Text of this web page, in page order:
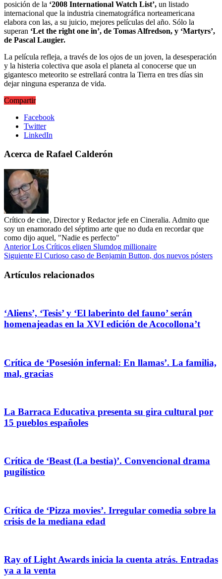
posición de la ‘2008 International Watch List’, un listado
internacional que la industria cinematográfica norteamericana
elabora con las, a su juicio, mejores películas del año. Sólo la
superan ‘Let the right one in’, de Tomas Alfredson, y ‘Martyrs’,
de Pascal Laugier.
La película refleja, a través de los ojos de un joven, la desesperación
y la histeria colectiva que asola el planeta al conocerse que un
gigantesco meteorito se estrellará contra la Tierra en tres días sin
dejar ninguna esperanza de vida.
Compartir
Facebook
Twitter
LinkedIn
Acerca de Rafael Calderón
Crítico de cine, Director y Redactor jefe en Cineralia. Admito que
soy un enamorado del séptimo arte que no duda en recordar que
como dijo aquel, "Nadie es perfecto"
AnteriorLos Críticos eligen Slumdog millionaire
Siguiente El Curioso caso de Benjamin Button, dos nuevos pósters
Artículos relacionados
‘Aliens’, ‘Tesis’ y ‘El laberinto del fauno’ serán
homenajeadas en la XVI edición de Acocollona’t
Crítica de ‘Posesión infernal: En llamas’. La familia,
mal, gracias
La Barraca Educativa presenta su gira cultural por
15 pueblos españoles
Crítica de ‘Beast (La bestia)’. Convencional drama
pugilístico
Crítica de ‘Pizza movies’. Irregular comedia sobre la
crisis de la mediana edad
Ray of Light Awards inicia la cuenta atrás. Entradas
ya a la venta